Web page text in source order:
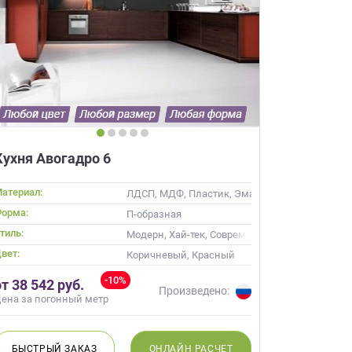
Авогадро 6
ЛДСП, МДФ, Пластик, Эмаль, Шпон
П-образная
Модерн, Хай-тек, Современные
Коричневый, Красный
-10%
38 542 руб.
за погонный метр
Произведено:
БЫСТРЫЙЗАКАЗ ОНЛАЙН РАСЧЕТ
×
от
подготовит
строителей
не купите мебель.
000 т.р.
×